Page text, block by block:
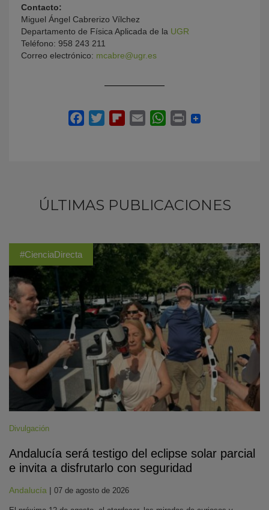
Contacto:
Miguel Ángel Cabrerizo Vílchez
Departamento de Física Aplicada de la UGR
Teléfono: 958 243 211
Correo electrónico: mcabre@ugr.es
ÚLTIMAS PUBLICACIONES
#CienciaDirecta
Divulgación
Andalucía será testigo del eclipse solar parcial
e invita a disfrutarlo con seguridad
Andalucía | 07 de agosto de 2026